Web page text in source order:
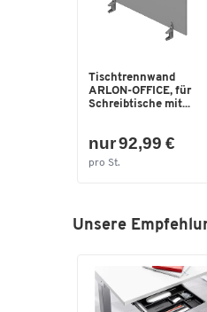
Tischtrennwand
ARLON-OFFICE, für
Schreibtische mit...
nur 92,99 €
pro St.
Unsere